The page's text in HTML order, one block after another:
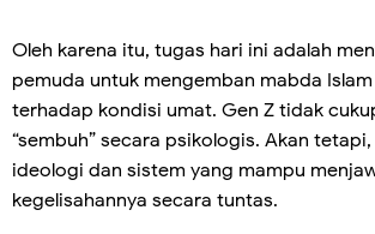
Oleh karena itu, tugas hari ini adalah
pemuda untuk mengemban mabda
terhadap kondisi umat. Gen Z tidak
“sembuh” secara psikologis. Akan
ideologi dan sistem yang mampu
kegelisahannya secara tuntas.